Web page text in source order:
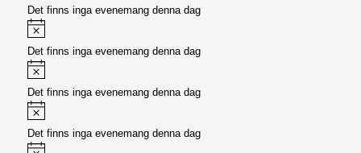
Det finns inga evenemang denna dag
Det finns inga evenemang denna dag
Det finns inga evenemang denna dag
Det finns inga evenemang denna dag